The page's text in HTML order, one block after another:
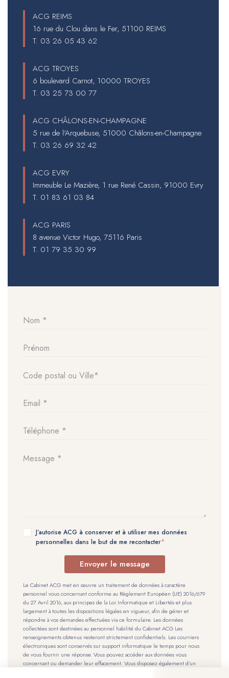
ACG REIMS
16 rue du Clou dans le Fer, 51100 REIMS
T. 03 26 05 43 62
ACG TROYES
6 boulevard Carnot, 10000 TROYES
T. 03 25 73 00 77
ACG CHÂLONS-EN-CHAMPAGNE
5 rue de l'Arquebuse, 51000 Châlons-en-Champagne
T. 03 26 69 32 42
ACG EVRY
Immeuble Le Mazière, 1 rue René Cassin, 91000 Evry
T. 01 83 61 03 84
ACG PARIS
8 avenue Victor Hugo, 75116 Paris
T. 01 79 35 30 99
J’autorise ACG à conserver et à utiliser mes données
personnelles dans le but de me recontacter
Envoyer le message
Le Cabinet ACG met en œuvre un traitement de données à caractère
personnel vous concernant conforme au Règlement Européen (UE) 2016/679
du 27 Avril 2016, aux principes de la Loi Informatique et Libertés et plus
largement à toutes les dispositions légales en vigueur, afin de gérer et
répondre à vos demandes effectuées via ce formulaire. Les données
collectées sont destinées au personnel habilité du Cabinet ACG Les
renseignements obtenus resteront strictement confidentiels. Les courriers
électroniques sont conservés sur support informatique le temps pour nous
de vous fournir une réponse. Vous pouvez accéder aux données vous
concernant ou demander leur effacement. Vous disposez également d’un